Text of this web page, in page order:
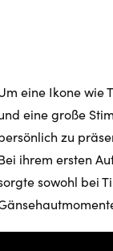
eine Ikone wie
eine große
zu
ihrem ersten
sowohl bei